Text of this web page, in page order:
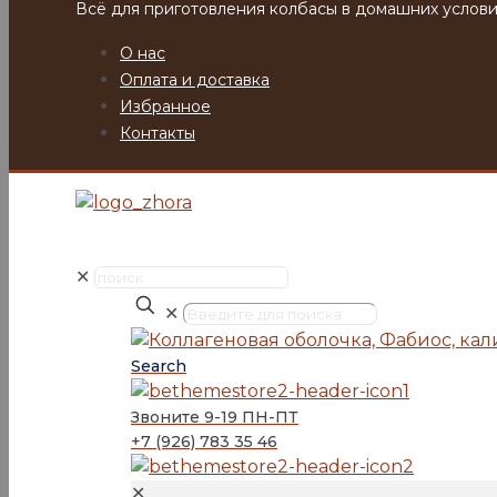
Всё для приготовления колбасы в домашних
О нас
Оплата и доставка
Избранное
Контакты
✕
✕
Search
Звоните 9-19 ПН-ПТ
+7 (926) 783 35 46